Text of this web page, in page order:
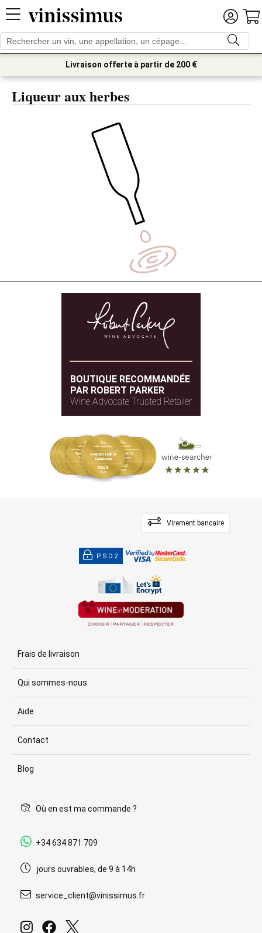
Livraison offerte à partir de 200 €
Liqueur aux herbes
BOUTIQUE RECOMMANDÉE
PAR ROBERT PARKER
Wine Advocate Trusted Retailer
Virement bancaire
PSD2
Frais de livraison
Qui sommes-nous
Aide
Contact
Blog
Où en est ma commande ?
+34 634 871 709
jours ouvrables, de 9 à 14h
service_client@vinissimus.fr